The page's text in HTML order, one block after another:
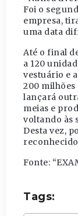
Foi o
empresa,
uma data
Até o final
a 120
vestuário e
200 milhões
lançará
meias e
voltando às
Desta vez,
Fonte:
Tags: